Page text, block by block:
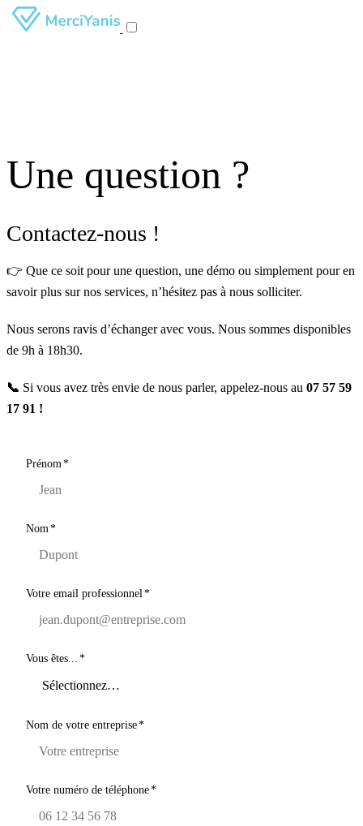
Une question ?
Contactez-nous !
👉 Que ce soit pour une question, une démo ou simplement pour en
savoir plus sur nos services, n’hésitez pas à nous solliciter.
Nous serons ravis d’échanger avec vous. Nous sommes disponibles
de 9h à 18h30.
📞 Si vous avez très envie de nous parler, appelez-nous au 07 57 59
17 91 !
Prénom*
Nom*
Votre email professionnel*
Vous êtes... *
Nom de votre entreprise*
Votre numéro de téléphone*